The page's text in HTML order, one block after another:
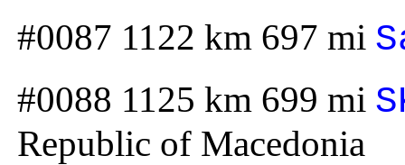
#0087 1122 km 697 mi
#0088 1125 km 699 mi
Republic of Macedonia